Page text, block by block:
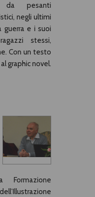
pesanti
negli ultimi
guerra e i suoi
stessi,
Con un testo
graphic novel.